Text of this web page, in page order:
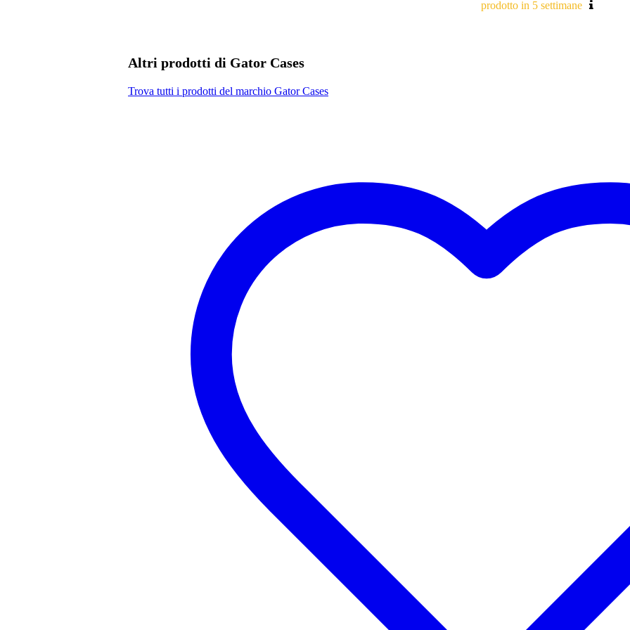
prodotto in 5 settimane
Altri prodotti di Gator Cases
Trova tutti i prodotti del marchio Gator Cases